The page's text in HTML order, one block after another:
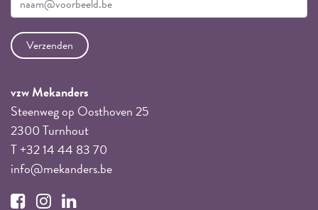
vzw Mekanders
Steenweg op Oosthoven 25
2300 Turnhout
T +32 14 44 83 70
info@mekanders.be